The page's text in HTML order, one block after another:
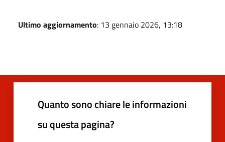
Ultimo aggiornamento: 13 gennaio 2026, 13:18
Quanto sono chiare le informazioni
su questa pagina?